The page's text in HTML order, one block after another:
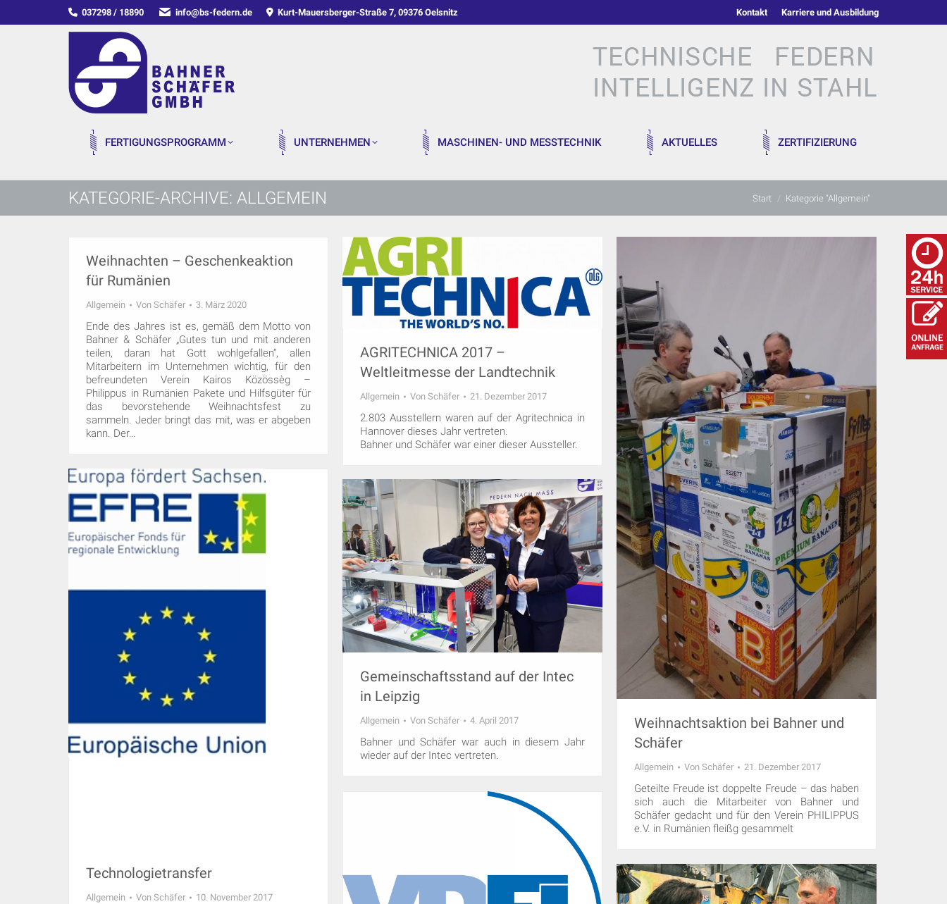
037298 / 18890 info@bs-federn.de Kurt-Mauersberger-Straße 7, 09376 Oelsnitz Kontakt Karriere und Ausbildung
FERTIGUNGSPROGRAMM UNTERNEHMEN MASCHINEN- UND MESSTECHNIK AKTUELLES ZERTIFIZIERUNG
KATEGORIE-ARCHIVE: ALLGEMEIN Sie befinden sich hier:
Start Kategorie "Allgemein"
Weihnachten – Geschenkeaktion
für Rumänien
Allgemein Von Schäfer 3. März 2020
Ende des Jahres ist es, gemäß dem Motto von
Bahner & Schäfer „Gutes tun und mit anderen
teilen, daran hat Gott wohlgefallen“, allen
Mitarbeitern im Unternehmen wichtig, für den
befreundeten Verein Kairos Közössèg –
Philippus in Rumänien Pakete und Hilfsgüter für
das bevorstehende Weihnachtsfest zu
sammeln. Jeder bringt das mit, was er abgeben
kann. Der…
AGRITECHNICA 2017 –
Weltleitmesse der Landtechnik
Allgemein Von Schäfer 21. Dezember 2017
2.803 Ausstellern waren auf der Agritechnica in
Hannover dieses Jahr vertreten.
Bahner und Schäfer war einer dieser Aussteller.
Weihnachtsaktion bei Bahner und
Schäfer
Allgemein Von Schäfer 21. Dezember 2017
Geteilte Freude ist doppelte Freude – das haben
sich auch die Mitarbeiter von Bahner und
Schäfer gedacht und für den Verein PHILIPPUS
e.V. in Rumänien fleißg gesammelt
Technologietransfer
Allgemein Von Schäfer 10. November 2017
Gemeinschaftsstand auf der Intec
in Leipzig
Allgemein Von Schäfer 4. April 2017
Bahner und Schäfer war auch in diesem Jahr
wieder auf der Intec vertreten.